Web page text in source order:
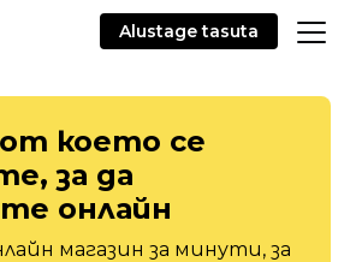
Alustage tasuta
което се
за да
онлайн
магазин за минути, за